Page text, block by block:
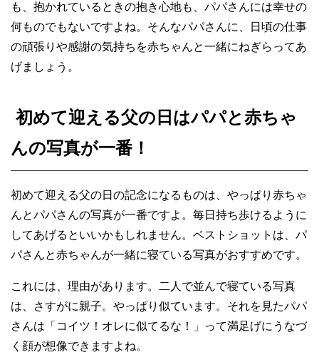
も、抱かれているときの抱き心地も、パパさんには幸せの
何ものでもないですよね。そんなパパさんに、日頃の仕事
の頑張りや感謝の気持ちを赤ちゃんと一緒にねぎらってあ
げましょう。
初めて迎える父の日はパパと赤ちゃ
んの写真が一番！
初めて迎える父の日の記念になるものは、やっぱり赤ちゃ
んとパパさんの写真が一番ですよ。毎日持ち歩けるように
してあげるといいかもしれません。ベストショットは、パ
パさんと赤ちゃんが一緒に寝ている写真がおすすめです。
これには、理由があります。二人で並んで寝ている写真
は、さすがに親子。やっぱり似ています。それを見たパパ
さんは「コイツ！オレに似てるな！」って満足げにうなづ
く顔が想像できますよね。